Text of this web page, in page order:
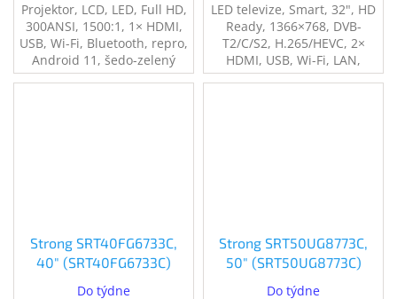
Projektor, LCD, LED, Full HD,
300ANSI, 1500:1, 1× HDMI,
USB, Wi-Fi, Bluetooth, repro,
Android 11, šedo-zelený
LED televize, Smart, 32", HD
Ready, 1366×768, DVB-
T2/C/S2, H.265/HEVC, 2×
HDMI, USB, Wi-Fi, LAN,
energ. tř. F, černá
Strong SRT40FG6733C,
40" (SRT40FG6733C)
Do týdne
Strong SRT50UG8773C,
50" (SRT50UG8773C)
Do týdne